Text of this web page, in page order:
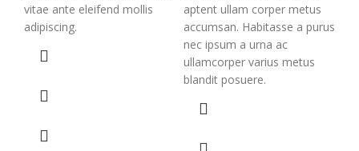
vitae ante eleifend mollis
adipiscing.
aptent ullam corper metus
accumsan. Habitasse a purus
nec ipsum a urna ac
ullamcorper varius metus
blandit posuere.